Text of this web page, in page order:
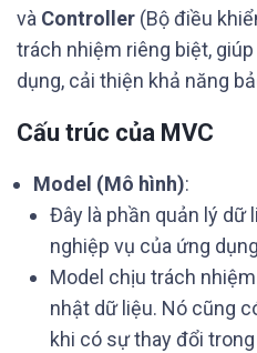
và Controller (Bộ điều
trách nhiệm riêng biệt,
dụng, cải thiện khả năng
Cấu trúc của MVC
Model (Mô hình):
Đây là phần quản lý dữ
nghiệp vụ của ứng
Model chịu trách
nhật dữ liệu. Nó cũng
khi có sự thay đổi